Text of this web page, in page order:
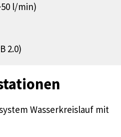
l/min)
2.0)
Wasserkreislauf mit